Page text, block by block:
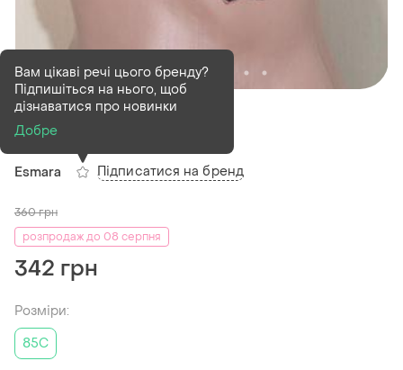
В наявності1 шт
Бюстгальтер
Esmara
Вам цікаві речі цього бренду?
Підпишіться на нього, щоб
дізнаватися про новинки
Добре
Підписатися на бренд
360грн
розпродаж до 08 серпня
342 грн
Розміри:
85C